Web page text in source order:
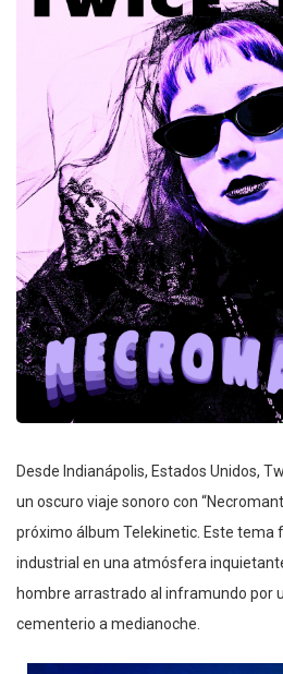
Desde Indianápolis, Estados Unidos,
un oscuro viaje sonoro con
próximo álbum Telekinetic. Este tema
industrial en una atmósfera
hombre arrastrado al inframundo por
cementerio a medianoche.